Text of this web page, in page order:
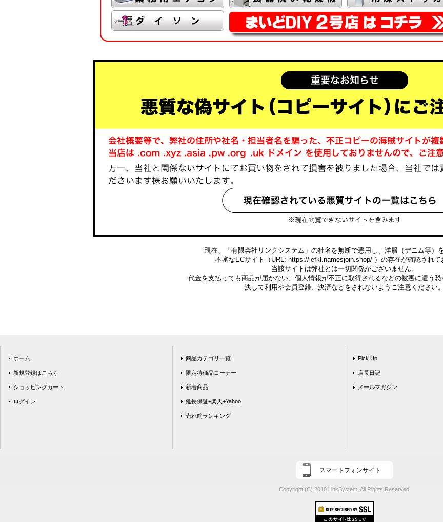
現在、「有限会社リンクシステム」の社名を無断で悪用し、洋服（デニム等）
不審なECサイト（URL: https://iefkl.namesjoin.shop/ ）の存在が確認されて
当該サイトは弊社とは一切関係がございません。
代金を支払っても商品が届かない、個人情報が不正に取得されるなどの被害に遭う恐
決して利用や会員登録、決済などをされないようご注意ください。
ホーム
新規登録はこちら
ショッピングカート
ログイン
商品カテゴリ一覧
限定特価品コーナー
新着商品
延長保証+楽天+Yahoo
売れ筋ランキング
Pick Up
店長日記
メールマガジン
スマートフォンサイト
Copyright (C) 2010 LinkSystem. All Rights Reserved.